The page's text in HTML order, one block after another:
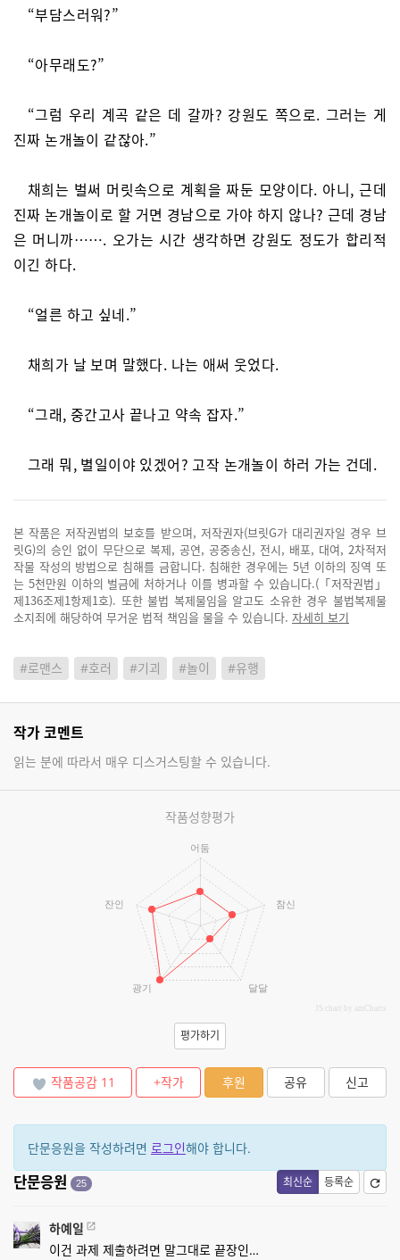
“부담스러워?”
“아무래도?”
“그럼 우리 계곡 같은 데 갈까? 강원도 쪽으로. 그러는 게
진짜 논개놀이 같잖아.”
채희는 벌써 머릿속으로 계획을 짜둔 모양이다. 아니, 근데
진짜 논개놀이로 할 거면 경남으로 가야 하지 않나? 근데 경남
은 머니까……. 오가는 시간 생각하면 강원도 정도가 합리적
이긴 하다.
“얼른 하고 싶네.”
채희가 날 보며 말했다. 나는 애써 웃었다.
“그래, 중간고사 끝나고 약속 잡자.”
그래 뭐, 별일이야 있겠어? 고작 논개놀이 하러 가는 건데.
본 작품은 저작권법의 보호를 받으며, 저작권자(브릿G가 대리권자일 경우 브
릿G)의 승인 없이 무단으로 복제, 공연, 공중송신, 전시, 배포, 대여, 2차적저
작물 작성의 방법으로 침해를 금합니다. 침해한 경우에는 5년 이하의 징역 또
는 5천만원 이하의 벌금에 처하거나 이를 병과할 수 있습니다.(「저작권법」
제136조제1항제1호). 또한 불법 복제물임을 알고도 소유한 경우 불법복제물
소지죄에 해당하여 무거운 법적 책임을 물을 수 있습니다. 자세히 보기
#로맨스 #호러 #기괴 #놀이 #유행
작가 코멘트
읽는 분에 따라서 매우 디스거스팅할 수 있습니다.
작품성향평가
어둠
참신
달달
광기
잔인
JS chart by amCharts
평가하기
작품공감 11 +작가 후원 공유 신고
단문응원을 작성하려면 로그인해야 합니다.
최신순 등록순
단문응원 25
하예일
이건 과제 제출하려면 말그대로 끝장인…